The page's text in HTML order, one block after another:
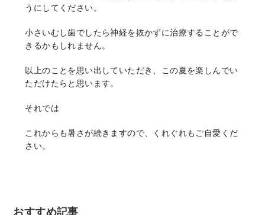
うにしてください。
小さいむし歯でしたら神経を抜かずに治療することがで
きるかもしれません。
以上のことを思い出していただき、この夏を楽しんでい
ただけたらと思います。
それでは
これからも暑さが続きますので、くれぐれもご自愛くだ
さい。
おすすめ記事